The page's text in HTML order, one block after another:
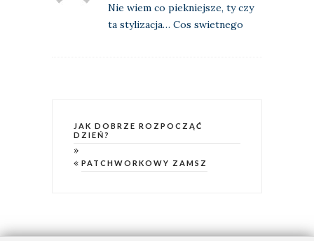
Nie wiem co piekniejsze, ty czy
ta stylizacja… Cos swietnego
JAK DOBRZE ROZPOCZĄĆ
DZIEŃ?
»
« PATCHWORKOWY ZAMSZ